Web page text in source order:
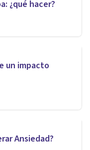
¿qué hacer?
un impacto
Ansiedad?